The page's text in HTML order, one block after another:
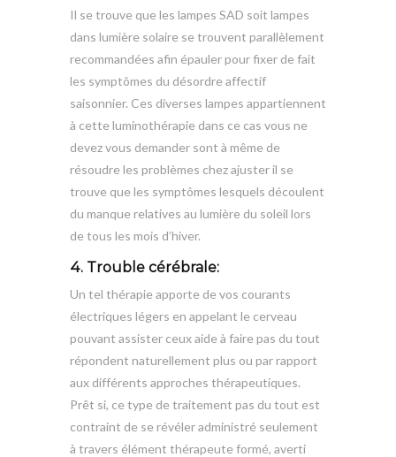
Il se trouve que les lampes SAD soit lampes
dans lumière solaire se trouvent parallèlement
recommandées afin épauler pour fixer de fait
les symptômes du désordre affectif
saisonnier. Ces diverses lampes appartiennent
à cette luminothérapie dans ce cas vous ne
devez vous demander sont à même de
résoudre les problèmes chez ajuster il se
trouve que les symptômes lesquels découlent
du manque relatives au lumière du soleil lors
de tous les mois d’hiver.
4. Trouble cérébrale:
Un tel thérapie apporte de vos courants
électriques légers en appelant le cerveau
pouvant assister ceux aide à faire pas du tout
répondent naturellement plus ou par rapport
aux différents approches thérapeutiques.
Prêt si, ce type de traitement pas du tout est
contraint de se révéler administré seulement
à travers élément thérapeute formé, averti